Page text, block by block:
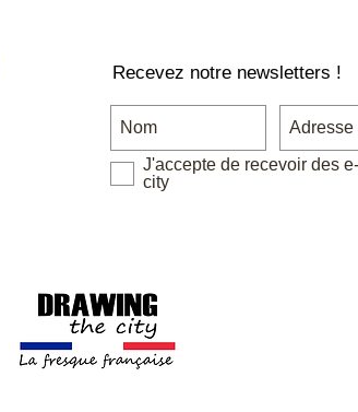
Recevez notre newsletters !
J'accepte de recevoir des
city